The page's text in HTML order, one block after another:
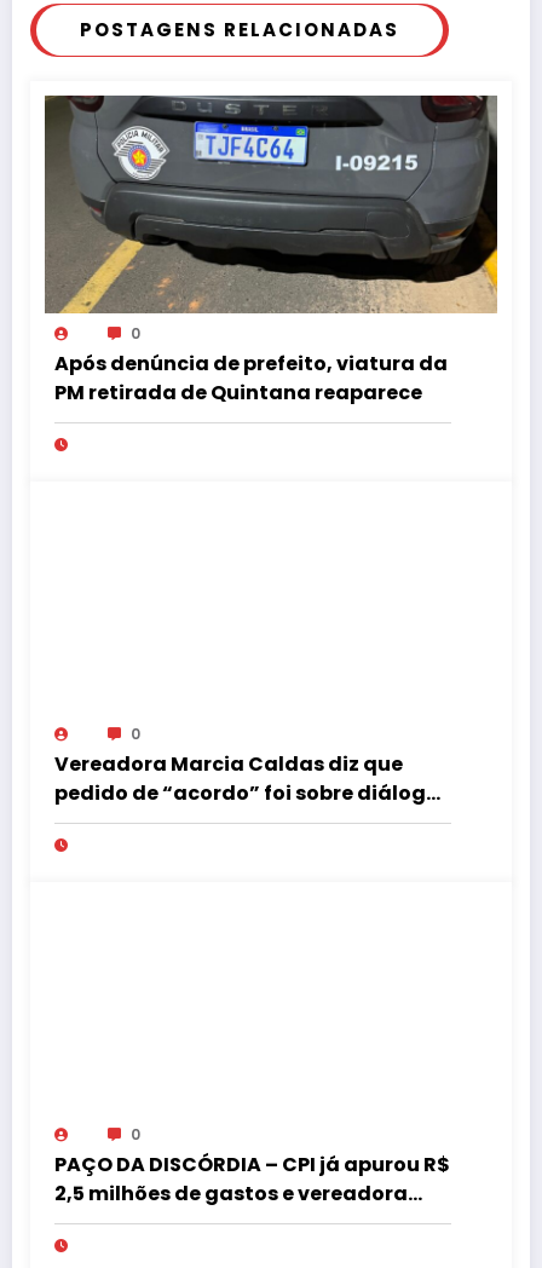
POSTAGENS RELACIONADAS
0
Após denúncia de prefeito, viatura da
PM retirada de Quintana reaparece
0
Vereadora Marcia Caldas diz que
pedido de “acordo” foi sobre diálogo
institucional
0
PAÇO DA DISCÓRDIA – CPI já apurou R$
2,5 milhões de gastos e vereadora
pede “acordo” para aprovar R$ 9,5
milhões